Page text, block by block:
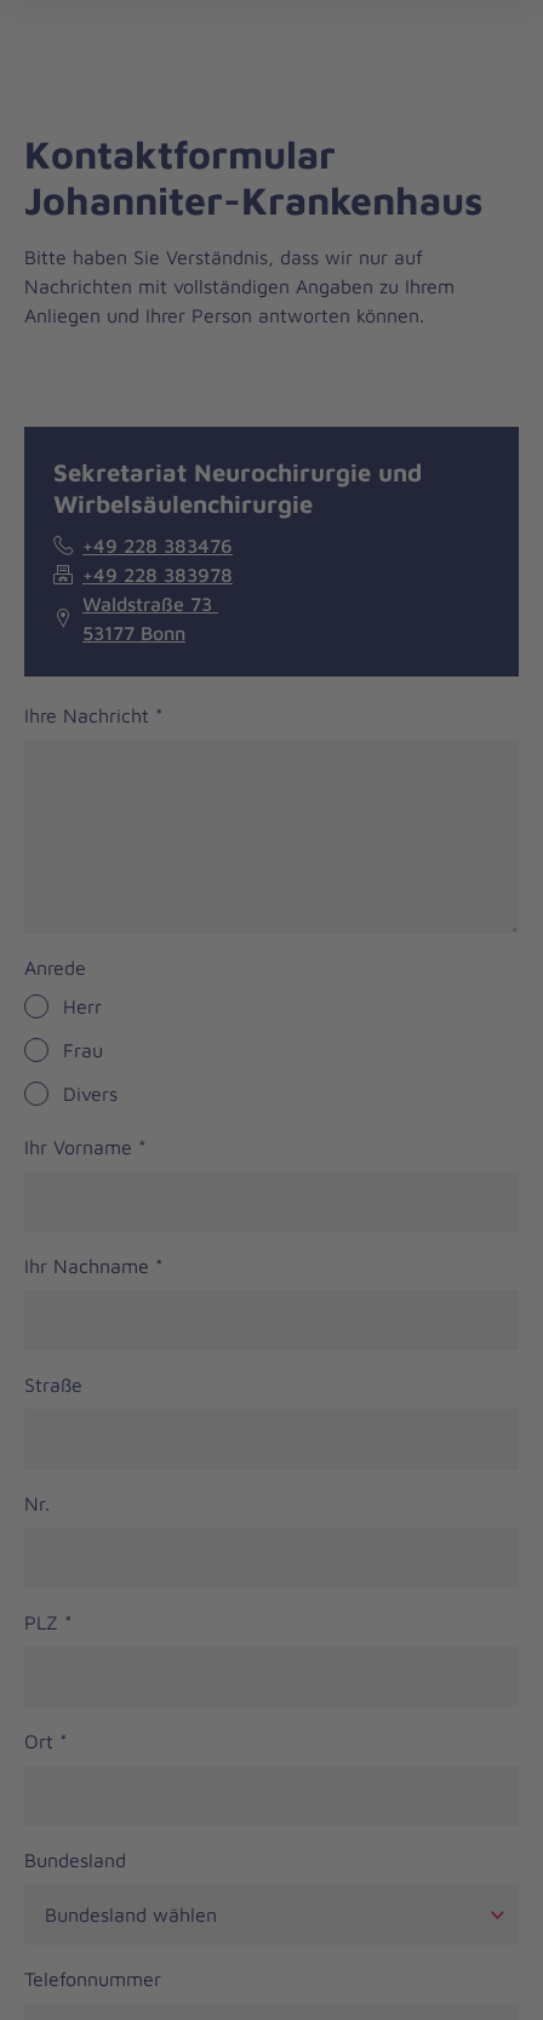
Kontaktformular
Johanniter-Krankenhaus
Bitte haben Sie Verständnis, dass wir nur auf
Nachrichten mit vollständigen Angaben zu Ihrem
Anliegen und Ihrer Person antworten können.
Sekretariat Neurochirurgie und
Wirbelsäulenchirurgie
+49 228 383476
+49 228 383978
Waldstraße 73
53177 Bonn
Ihre Nachricht *
Anrede
Herr
Frau
Divers
Ihr Vorname *
Ihr Nachname *
Straße
Nr.
PLZ *
Ort *
Bundesland
Telefonnummer